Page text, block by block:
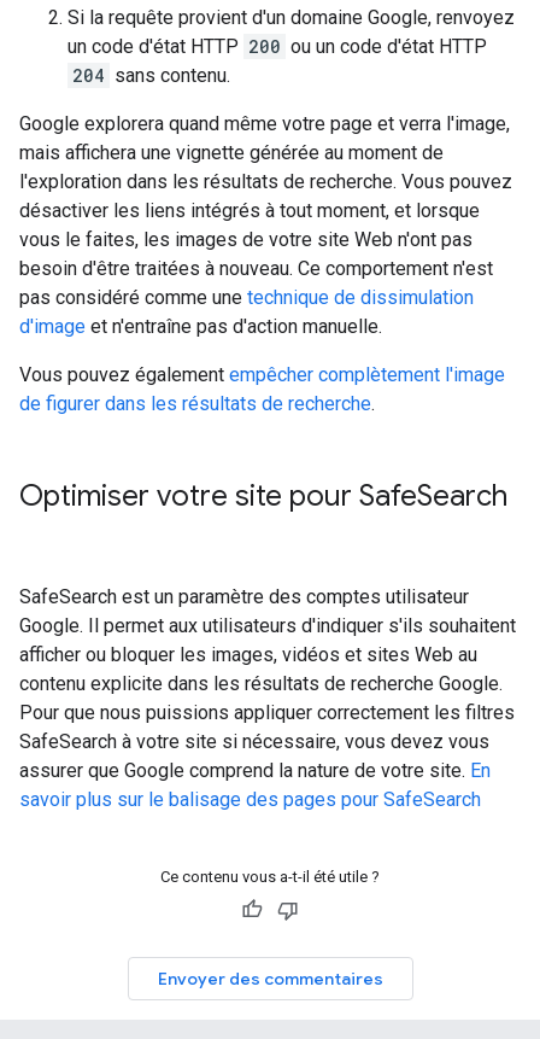
Si la requête provient d'un domaine Google, renvoyez
un code d'état HTTP 200 ou un code d'état HTTP
204 sans contenu.
Google explorera quand même votre page et verra l'image,
mais affichera une vignette générée au moment de
l'exploration dans les résultats de recherche. Vous pouvez
désactiver les liens intégrés à tout moment, et lorsque
vous le faites, les images de votre site Web n'ont pas
besoin d'être traitées à nouveau. Ce comportement n'est
pas considéré comme une technique de dissimulation
d'image et n'entraîne pas d'action manuelle.
Vous pouvez également empêcher complètement l'image
de figurer dans les résultats de recherche.
Optimiser votre site pour SafeSearch
SafeSearch est un paramètre des comptes utilisateur
Google. Il permet aux utilisateurs d'indiquer s'ils souhaitent
afficher ou bloquer les images, vidéos et sites Web au
contenu explicite dans les résultats de recherche Google.
Pour que nous puissions appliquer correctement les filtres
SafeSearch à votre site si nécessaire, vous devez vous
assurer que Google comprend la nature de votre site. En
savoir plus sur le balisage des pages pour SafeSearch
Ce contenu vous a-t-il été utile ?
Envoyer des commentaires